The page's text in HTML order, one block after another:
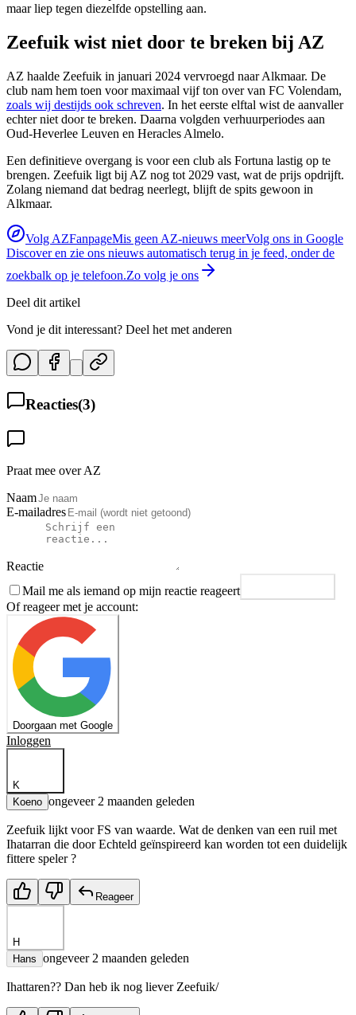
maar liep tegen diezelfde opstelling aan.
Zeefuik wist niet door te breken bij AZ
AZ haalde Zeefuik in januari 2024 vervroegd naar Alkmaar. De
club nam hem toen voor maximaal vijf ton over van FC Volendam,
zoals wij destijds ook schreven. In het eerste elftal wist de aanvaller
echter niet door te breken. Daarna volgden verhuurperiodes aan
Oud-Heverlee Leuven en Heracles Almelo.
Een definitieve overgang is voor een club als Fortuna lastig op te
brengen. Zeefuik ligt bij AZ nog tot 2029 vast, wat de prijs opdrijft.
Zolang niemand dat bedrag neerlegt, blijft de spits gewoon in
Alkmaar.
Volg AZFanpageMis geen AZ-nieuws meerVolg ons in Google
Discover en zie ons nieuws automatisch terug in je feed, onder de
zoekbalk op je telefoon.Zo volg je ons
Deel dit artikel
Vond je dit interessant? Deel het met anderen
Reacties(3)
Praat mee over AZ
Naam
E-mailadres
Reactie
Mail me als iemand op mijn reactie reageert
Of reageer met je account:
Doorgaan met Google
Inloggen
K
Koeno ongeveer 2 maanden geleden
Zeefuik lijkt voor FS van waarde. Wat de denken van een ruil met
Ihatarran die door Echteld geïnspireerd kan worden tot een duidelijk
fittere speler ?
Reageer
H
Hans ongeveer 2 maanden geleden
Ihattaren?? Dan heb ik nog liever Zeefuik/